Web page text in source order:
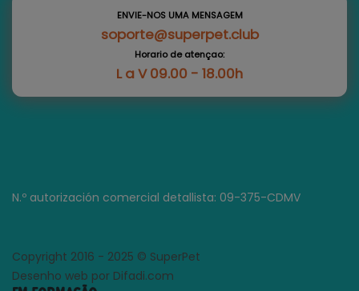
ENVIE-NOS UMA MENSAGEM
soporte@superpet.club
Horario de atençao:
L a V 09.00 - 18.00h
N.º autorización comercial detallista: 09-375-CDMV
Copyright 2016 - 2025 © SuperPet
Desenho web por Difadi.com